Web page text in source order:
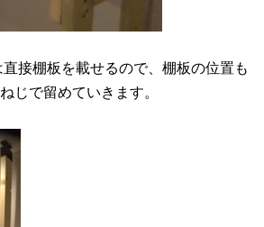
接棚板を載せるので、棚板の位置も
じで留めていきます。